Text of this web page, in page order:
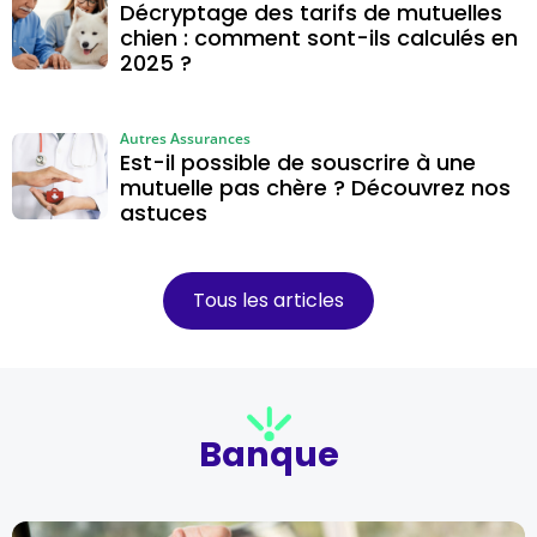
Décryptage des tarifs de mutuelles
chien : comment sont-ils calculés en
2025 ?
Est-il possible de souscrire à une
mutuelle pas chère ? Découvrez nos
astuces
Autres Assurances
Tous les articles
Banque